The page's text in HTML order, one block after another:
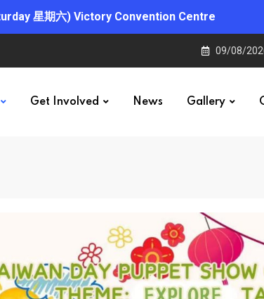
星期六) Victory Convention Centre
09/08/
Get Involved News Gallery